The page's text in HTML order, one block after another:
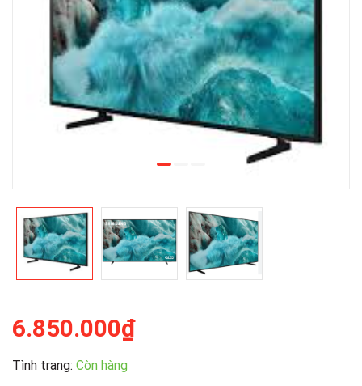
6.850.000₫
Tình trạng: Còn hàng